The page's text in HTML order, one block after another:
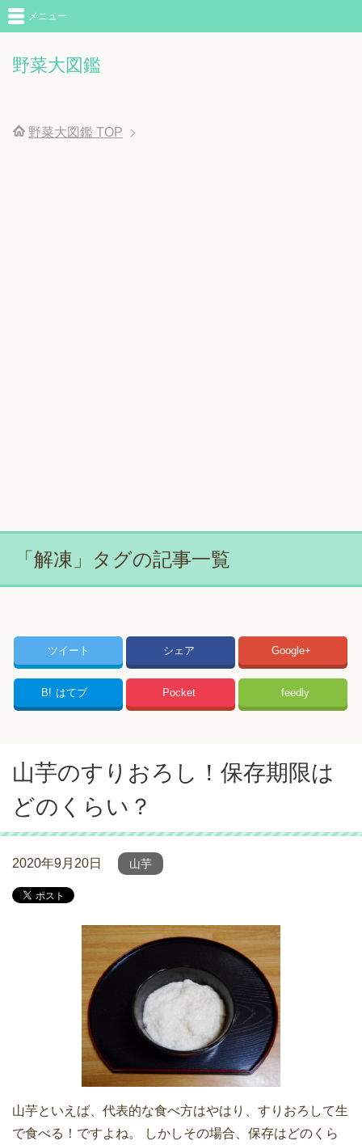
野菜大図鑑
メニュー
野菜大図鑑 TOP
「解凍」タグの記事一覧
ツイート シェア Google+
B! はてブ Pocket feedly
山芋のすりおろし！保存期限は
どのくらい？
2020年9月20日 山芋
山芋といえば、代表的な食べ方はやはり、すりおろして生
で食べる！ですよね。 しかしその場合、保存はどのくら